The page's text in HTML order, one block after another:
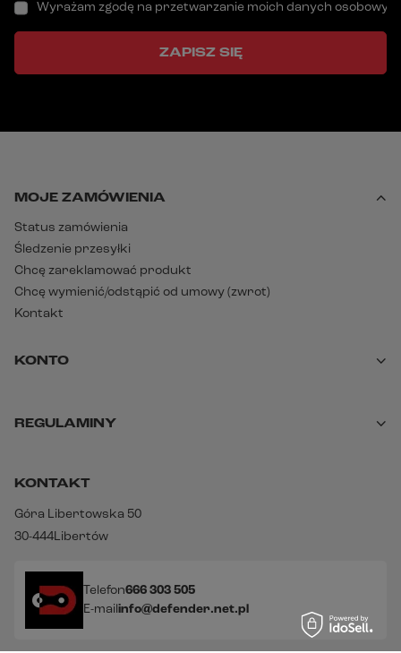
Wyrażam zgodę na przetwarzanie moich danych
ZAPISZ SIĘ
MOJE ZAMÓWIENIA
Status zamówienia
Śledzenie przesyłki
Chcę zareklamować produkt
Chcę wymienić/odstąpić od umowy (zwrot)
Kontakt
KONTO
REGULAMINY
KONTAKT
Góra Libertowska 50
30-444Libertów
Telefon666 303 505
E-mailinfo@defender.net.pl